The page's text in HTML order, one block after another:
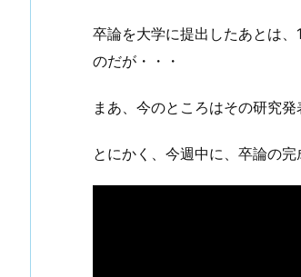
卒論を大学に提出したあとは
のだが・・・
まあ、今のところはその研究
とにかく、今週中に、卒論の